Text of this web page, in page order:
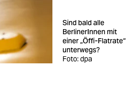
Sind bald alle
BerlinerInnen mit
einer „Öffi-Flatrate“
unterwegs?
Foto: dpa